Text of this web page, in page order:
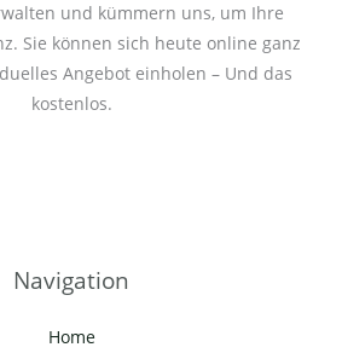
und kümmern uns, um Ihre
Sie können sich heute online ganz
Angebot einholen – Und das
kostenlos.
Navigation
Home